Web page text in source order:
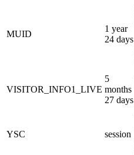
MUID
1 year
24 days
VISITOR_INFO1_LIVE
5
months
27 days
YSC session